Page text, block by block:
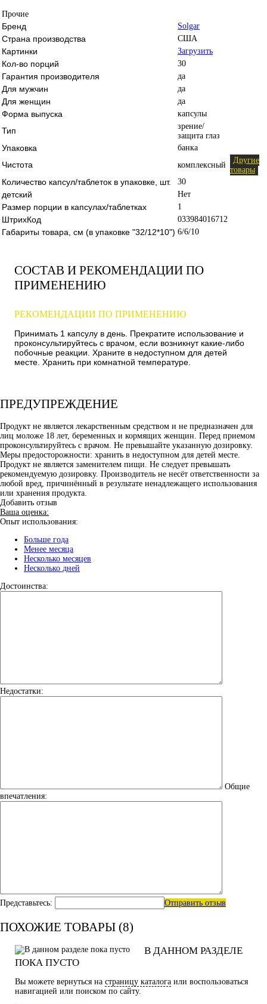
Прочие
Бренд Solgar
Страна производства США
Картинки Загрузить
Кол-во порций 30
Гарантия производителя да
Для мужчин да
Для женщин да
Форма выпуска капсулы
Тип
зрение/
защита глаз
Упаковка банка
Чистота комплексный
Другие
товары
Количество капсул/таблеток в упаковке, шт. 30
детский Нет
Размер порции в капсулах/таблетках 1
ШтрихКод 033984016712
Габариты товара, см (в упаковке "32/12*10") 6/6/10
СОСТАВ И РЕКОМЕНДАЦИИ ПО
ПРИМЕНЕНИЮ
РЕКОМЕНДАЦИИ ПО ПРИМЕНЕНИЮ
Принимать 1 капсулу в день. Прекратите использование и
проконсультируйтесь с врачом, если возникнут какие-либо
побочные реакции. Храните в недоступном для детей
месте. Хранить при комнатной температуре.
ПРЕДУПРЕЖДЕНИЕ
Продукт не является лекарственным средством и не предназначен для
лиц моложе 18 лет, беременных и кормящих женщин. Перед приемом
проконсультируйтесь с врачом. Не превышайте указанную дозировку.
Меры предосторожности: хранить в недоступном для детей месте.
Продукт не является заменителем пищи. Не следует превышать
рекомендуемую дозировку. Производитель не несёт ответственности за
любой вред, причинённый в результате ненадлежащего использования
или хранения продукта.
Добавить отзыв
Ваша оценка:
Опыт использования:
Больше года
Менее месяца
Несколько месяцев
Несколько дней
Достоинства:
Недостатки:
Общие
впечатления:
Представьтесь: Отправить отзыв
ПОХОЖИЕ ТОВАРЫ (8)
В ДАННОМ РАЗДЕЛЕ
ПОКА ПУСТО
Вы можете вернуться на страницу каталога или воспользоваться
навигацией или поиском по сайту.